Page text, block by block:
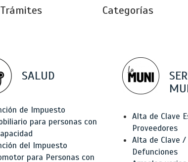
Trámites Categorías
SALUD
de Impuesto
para personas con
del Impuesto
para Personas con
Alta de Clave
Proveedores
Alta de Clave /
Defunciones